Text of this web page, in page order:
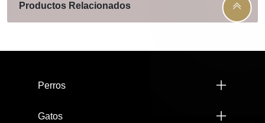
Productos Relacionados
Perros
Gatos